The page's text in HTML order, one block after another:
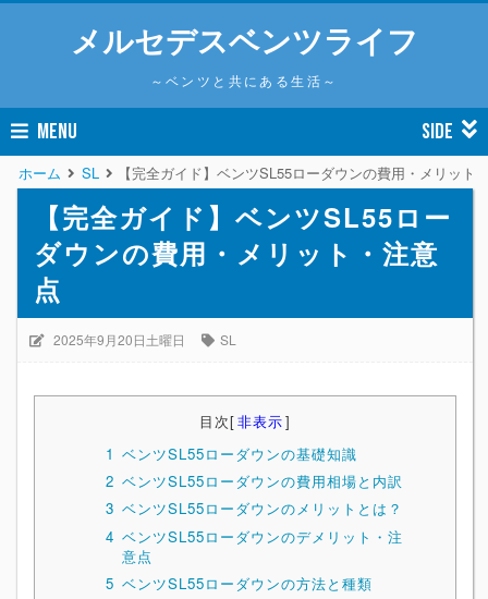
メルセデスベンツライフ
～ベンツと共にある生活～
MENU SIDE
ホーム SL 【完全ガイド】ベンツSL55ローダウンの費用・メリット
【完全ガイド】ベンツSL55ロー
ダウンの費用・メリット・注意
点
2025年9月20日土曜日 SL
目次[非表示]
1 ベンツSL55ローダウンの基礎知識
2 ベンツSL55ローダウンの費用相場と内訳
3 ベンツSL55ローダウンのメリットとは？
4 ベンツSL55ローダウンのデメリット・注
意点
5 ベンツSL55ローダウンの方法と種類